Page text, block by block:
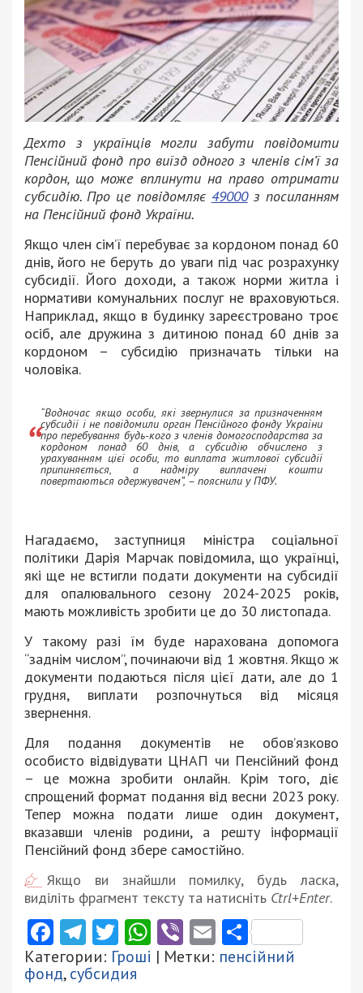
Дехто з українців могли забути повідомити
Пенсійний фонд про виїзд одного з членів сім’ї за
кордон, що може вплинути на право отримати
субсидію. Про це повідомляє 49000з посиланням
на Пенсійний фонд України.
Якщо член сім’ї перебуває за кордоном понад 60
днів, його не беруть до уваги під час розрахунку
субсидії. Його доходи, а також норми житла і
нормативи комунальних послуг не враховуються.
Наприклад, якщо в будинку зареєстровано троє
осіб, але дружина з дитиною понад 60 днів за
кордоном – субсидію призначать тільки на
чоловіка.
“Водночас якщо особи, які звернулися за призначенням
субсидії і не повідомили орган Пенсійного фонду України
про перебування будь-кого з членів домогосподарства за
кордоном понад 60 днів, а субсидію обчислено з
урахуванням цієї особи, то виплата житлової субсидії
припиняється, а надміру виплачені кошти
повертаються одержувачем”, – пояснили у ПФУ.
Нагадаємо, заступниця міністра соціальної
політики Дарія Марчак повідомила, що українці,
які ще не встигли подати документи на субсидії
для опалювального сезону 2024-2025 років,
мають можливість зробити це до 30 листопада.
У такому разі їм буде нарахована допомога
“заднім числом”, починаючи від 1 жовтня. Якщо ж
документи подаються після цієї дати, але до 1
грудня, виплати розпочнуться від місяця
звернення.
Для подання документів не обов’язково
особисто відвідувати ЦНАП чи Пенсійний фонд
– це можна зробити онлайн. Крім того, діє
спрощений формат подання від весни 2023 року.
Тепер можна подати лише один документ,
вказавши членів родини, а решту інформації
Пенсійний фонд збере самостійно.
Якщо ви знайшли помилку, будь ласка,
виділіть фрагмент тексту та натисніть Ctrl+Enter.
Facebook
Telegram
Twitter
WhatsApp
ViberEmail
Категории: Гроші | Метки: пенсійний
фонд,субсидия